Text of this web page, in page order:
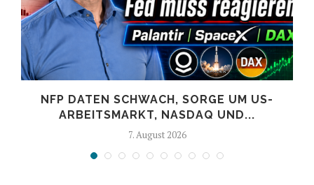
NFP DATEN SCHWACH, SORGE UM US-
ARBEITSMARKT, NASDAQ UND...
7. August 2026